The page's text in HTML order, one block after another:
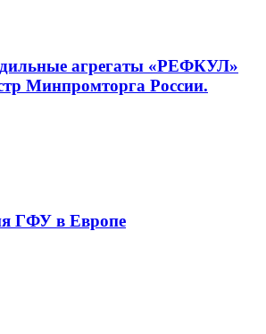
агрегаты «РЕФКУЛ»
Минпромторга России.
ГФУ в Европе